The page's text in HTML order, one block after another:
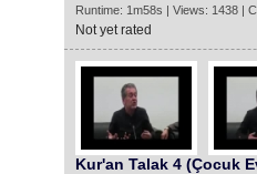
Runtime: 1m58s | Views: 1438 |
Not yet rated
Kur'an Talak 4 (Çocuk